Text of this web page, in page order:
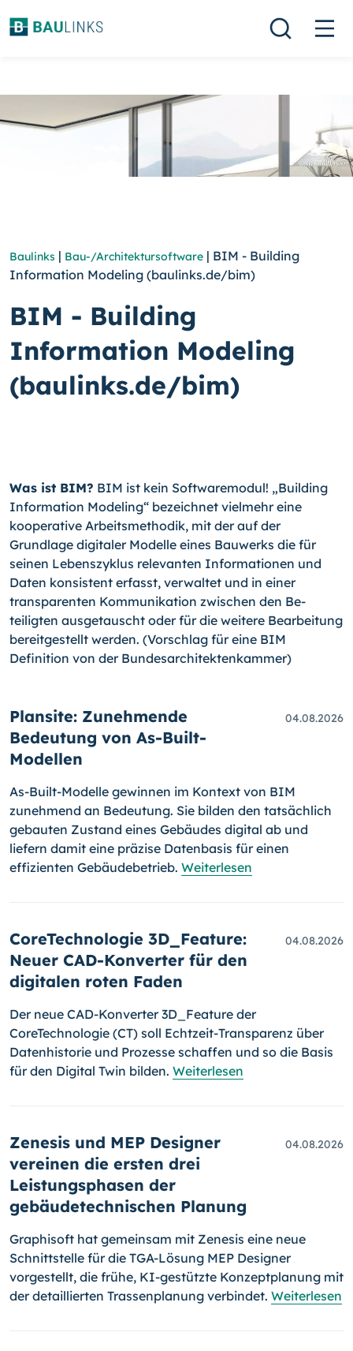
Baulinks | Bau-/Architektursoftware | BIM - Building
Information Modeling (baulinks.de/bim)
BIM - Building
Information Modeling
(baulinks.de/bim)
Was ist BIM? BIM ist kein Softwaremodul! „Building
Information Modeling“ be­zeich­net vielmehr eine
kooperative Arbeitsmethodik, mit der auf der
Grundlage digitaler Modelle eines Bauwerks die für
seinen Lebenszyklus relevanten Informationen und
Daten kon­sis­tent erfasst, verwaltet und in einer
transparenten Kommunikation zwischen den Be­
teiligten ausgetauscht oder für die weitere Bearbeitung
bereitgestellt werden. (Vor­schlag für eine BIM
Definition von der Bundesarchitektenkammer)
Plansite: Zunehmende
Bedeutung von As-Built-
Modellen
04.08.2026
As-Built-Modelle gewinnen im Kontext von BIM
zunehmend an Bedeutung. Sie bilden den tatsächlich
gebauten Zustand eines Gebäudes digital ab und
liefern damit eine präzise Datenbasis für einen
effizienten Gebäudebetrieb. Weiterlesen
CoreTechnologie 3D_Feature:
Neuer CAD-Konverter für den
digitalen roten Faden
04.08.2026
Der neue CAD-Konverter 3D_Feature der
CoreTechnologie (CT) soll Echtzeit-Transparenz über
Datenhistorie und Prozesse schaffen und so die Basis
für den Digital Twin bilden. Weiterlesen
Zenesis und MEP Designer
vereinen die ersten drei
Leistungsphasen der
gebäudetechnischen Planung
04.08.2026
Graphisoft hat gemeinsam mit Zenesis eine neue
Schnittstelle für die TGA-Lösung MEP Designer
vorgestellt, die frühe, KI-gestützte Konzeptplanung mit
der detaillierten Trassenplanung verbindet. Weiterlesen